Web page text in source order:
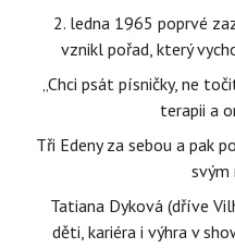
2. ledna 1965 poprvé
vznikl pořad, který
„Chci psát písničky, ne
terapii a
Tři Edeny za sebou a pak
svým
Tatiana Dyková (dříve
děti, kariéra i výhra v